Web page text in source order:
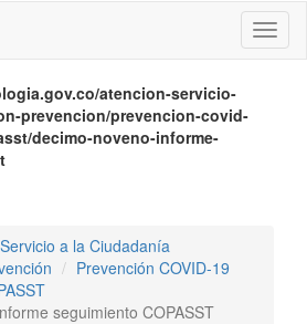
Menú
atencion-servicio-
prevencion/prevencion-covid-
decimo-noveno-informe-
a la Ciudadanía
Prevención COVID-19
seguimiento COPASST